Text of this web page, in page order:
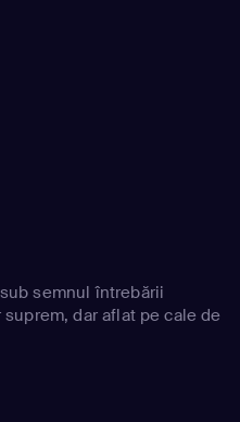
semnul întrebării
dar aflat pe cale de